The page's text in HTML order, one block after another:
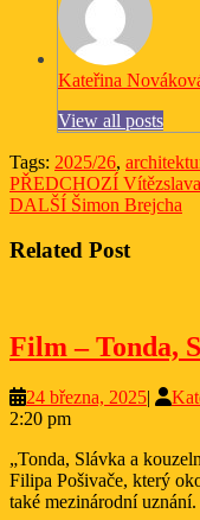
Kateřina
View all posts
Tags: 2025/26,
Navigace
pro
příspěvek
PŘEDCHOZÍ Previous
post:
DALŠÍ Next
Šimon Brejcha
Related Post
Film – Tonda,
24 března, 202524
|
2:20 pm
„Tonda, Slávka a kouzelné světlo“ je český animovaný film režiséra
Filipa Pošivače, který
také mezinárodní